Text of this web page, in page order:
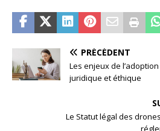
PRÉCÉDENT
Les enjeux de
juridique et éthique
Le Statut légal des